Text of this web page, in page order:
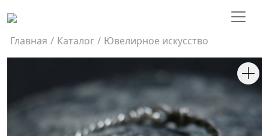
Главная / Каталог / Ювелирное искусство